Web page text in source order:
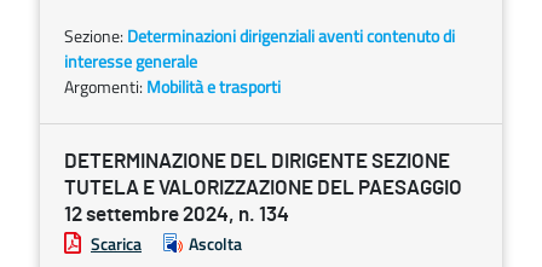
Sezione: Determinazioni dirigenziali aventi contenuto di
interesse generale
Argomenti: Mobilità e trasporti
DETERMINAZIONE DEL DIRIGENTE SEZIONE
TUTELA E VALORIZZAZIONE DEL PAESAGGIO
12 settembre 2024, n. 134
Scarica Ascolta